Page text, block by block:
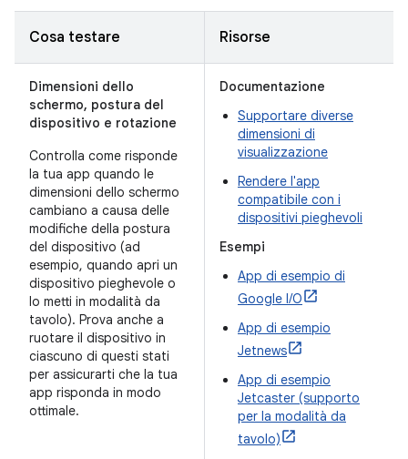
Cosa testare Risorse
Dimensioni dello
schermo, postura del
dispositivo e rotazione
Controlla come risponde
la tua app quando le
dimensioni dello schermo
cambiano a causa delle
modifiche della postura
del dispositivo (ad
esempio, quando apri un
dispositivo pieghevole o
lo metti in modalità da
tavolo). Prova anche a
ruotare il dispositivo in
ciascuno di questi stati
per assicurarti che la tua
app risponda in modo
ottimale.
Documentazione
Supportare diverse
dimensioni di
visualizzazione
Rendere l'app
compatibile con i
dispositivi pieghevoli
Esempi
App di esempio di
Google I/O
App di esempio
Jetnews
App di esempio
Jetcaster (supporto
per la modalità da
tavolo)